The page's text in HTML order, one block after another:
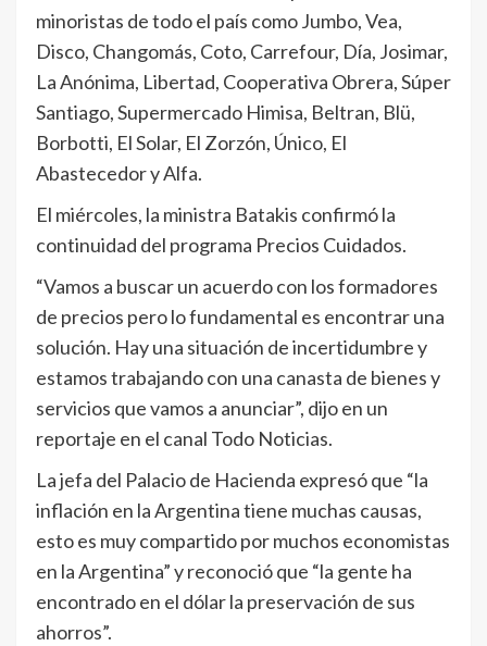
minoristas de todo el país como Jumbo, Vea,
Disco, Changomás, Coto, Carrefour, Día, Josimar,
La Anónima, Libertad, Cooperativa Obrera, Súper
Santiago, Supermercado Himisa, Beltran, Blü,
Borbotti, El Solar, El Zorzón, Único, El
Abastecedor y Alfa.
El miércoles, la ministra Batakis confirmó la
continuidad del programa Precios Cuidados.
“Vamos a buscar un acuerdo con los formadores
de precios pero lo fundamental es encontrar una
solución. Hay una situación de incertidumbre y
estamos trabajando con una canasta de bienes y
servicios que vamos a anunciar”, dijo en un
reportaje en el canal Todo Noticias.
La jefa del Palacio de Hacienda expresó que “la
inflación en la Argentina tiene muchas causas,
esto es muy compartido por muchos economistas
en la Argentina” y reconoció que “la gente ha
encontrado en el dólar la preservación de sus
ahorros”.